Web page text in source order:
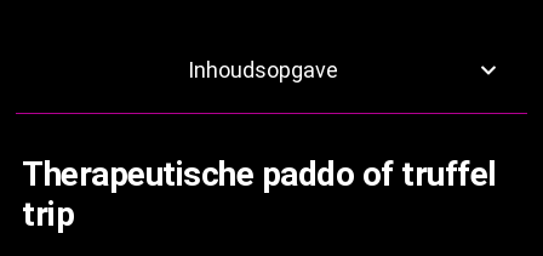
Inhoudsopgave
Therapeutische paddo of truffel
trip